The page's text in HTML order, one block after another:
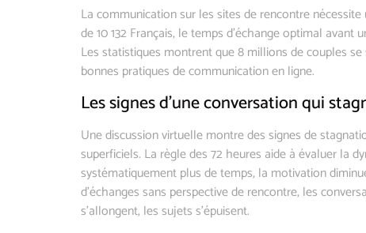
La communication sur les sites de rencontre
de 10 132 Français, le temps d’échange optimal
Les statistiques montrent que 8 millions de couples
bonnes pratiques de communication en ligne.
Les signes d’une conversation qui
Une discussion virtuelle montre des signes de
superficiels. La règle des 72 heures aide à évaluer la
systématiquement plus de temps, la motivation
d’échanges sans perspective de rencontre, les
s’allongent, les sujets s’épuisent.